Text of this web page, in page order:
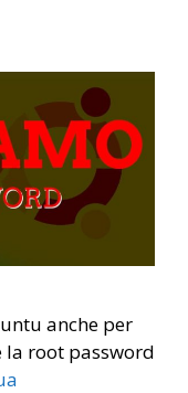
anche per
root password